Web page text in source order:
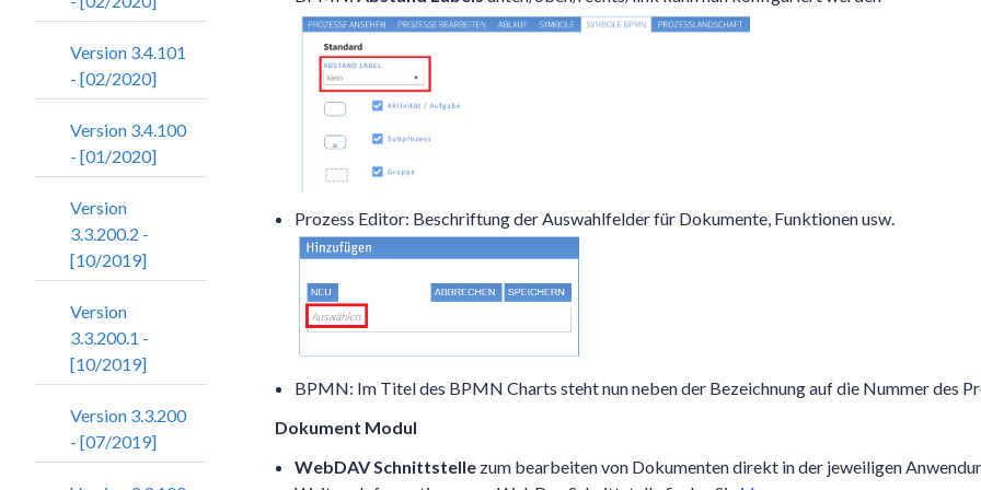
Version 3.4.101
- [02/2020]
Version 3.4.100
- [01/2020]
Version
3.3.200.2 -
[10/2019]
Version
3.3.200.1 -
[10/2019]
Version 3.3.200
- [07/2019]
Prozess Editor: Beschriftung der Auswahlfelder für Dokumente, Funktionen usw.
BPMN: Im Titel des BPMN Charts steht nun neben der Bezeichnung auf die Nummer des
Dokument Modul
WebDAV Schnittstellezum bearbeiten von Dokumenten direkt in der jeweiligen